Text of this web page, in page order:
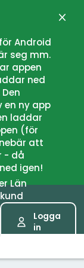
Android
seg mm.
appen
ned
en ny app
laddar
(för
att
- då
igen!
Län
Logga
in